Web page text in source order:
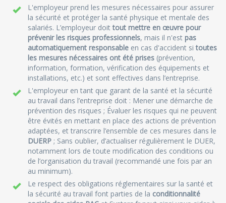
L'employeur prend les mesures nécessaires pour assurer
la sécurité et protéger la santé physique et mentale des
salariés. L’employeur doittout mettre en œuvre pour
prévenir les risques professionnels, mais il n'est pas
automatiquement responsable en cas d'accident sitoutes
les mesures nécessaires ont été prises (prévention,
information, formation, vérification des équipements et
installations, etc.) et sont effectives dans l’entreprise.
L'employeur en tant que garant de la santé et la sécurité
au travail dans l’entreprise doit : Mener une démarche de
prévention des risques ; Évaluer les risques qui ne peuvent
être évités en mettant en place des actions de prévention
adaptées, et transcrire l’ensemble de ces mesures dans le
DUERP ; Sans oublier, d’actualiser régulièrement le DUER,
notamment lors de toute modification des conditions ou
de l’organisation du travail (recommandé une fois par an
au minimum).
Le respect des obligations réglementaires sur la santé et
la sécurité au travail font parties de la conditionnalité